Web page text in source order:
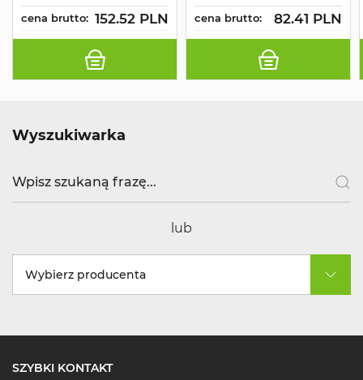
cena brutto: 152.52 PLN cena brutto: 82.41 PLN
Wyszukiwarka
lub
Wybierz producenta
SZYBKI KONTAKT